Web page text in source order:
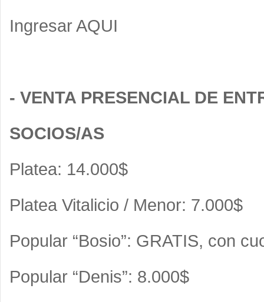
IngresarAQUI
- VENTA PRESENCIAL DE
SOCIOS/AS
Platea: 14.000$
Platea Vitalicio / Menor: 7.000$
Popular “Bosio”: GRATIS, con
Popular “Denis”: 8.000$